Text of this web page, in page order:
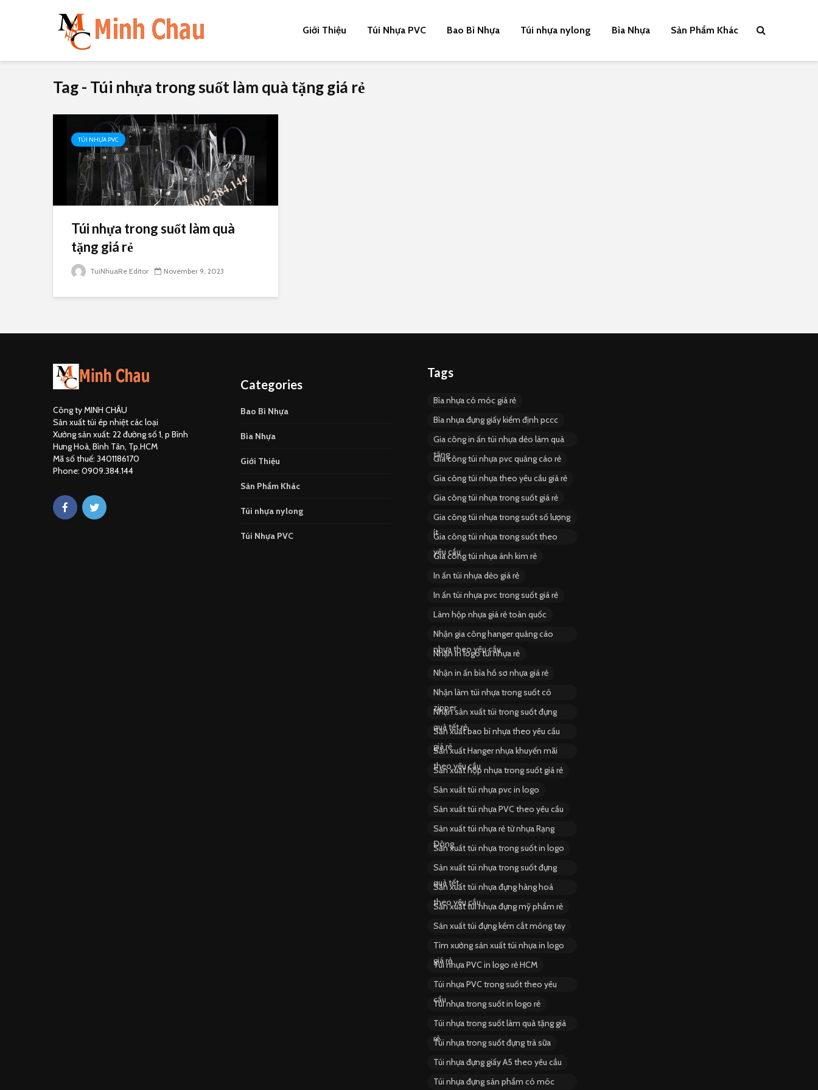
Giới Thiệu Túi Nhựa PVC Bao Bì Nhựa Túi nhựa nylong Bìa Nhựa Sản Phẩm Khác
Tag - Túi nhựa trong suốt làm quà tặng giá rẻ
TÚI NHỰA PVC
Túi nhựa trong suốt làm quà
tặng giá rẻ
TuiNhuaRe Editor November 9, 2023
Công ty MINH CHÂU
Sản xuất túi ép nhiệt các loại
Xưởng sản xuất: 22 đường số 1, p Bình
Hưng Hoà, Bình Tân, Tp.HCM
Mã số thuế: 3401186170
Phone: 0909.384.144
Categories
Bao Bì Nhựa
Bìa Nhựa
Giới Thiệu
Sản Phẩm Khác
Túi nhựa nylong
Túi Nhựa PVC
Tags
Bìa nhựa có móc giá rẻ
Bìa nhựa đựng giấy kiểm định pccc
Gia công in ấn túi nhựa dẻo làm quà
tặng
Gia công túi nhựa pvc quảng cáo rẻ
Gia công túi nhựa theo yêu cầu giá rẻ
Gia công túi nhựa trong suốt giá rẻ
Gia công túi nhựa trong suốt số lượng
ít
Gia công túi nhựa trong suốt theo
yêu cầu
Gia công túi nhựa ánh kim rẻ
In ấn túi nhựa dẻo giá rẻ
In ấn túi nhựa pvc trong suốt giá rẻ
Làm hộp nhựa giá rẻ toàn quốc
Nhận gia công hanger quảng cáo
nhựa theo yêu cầu
Nhận in logo túi nhựa rẻ
Nhận in ấn bìa hồ sơ nhựa giá rẻ
Nhận làm túi nhựa trong suốt có
zipper
Nhận sản xuất túi trong suốt đựng
quà tết rẻ
Sản xuất bao bì nhựa theo yêu cầu
giá rẻ
Sản xuất Hanger nhựa khuyến mãi
theo yêu cầu
Sản xuất hộp nhựa trong suốt giá rẻ
Sản xuất túi nhựa pvc in logo
Sản xuất túi nhựa PVC theo yêu cầu
Sản xuất túi nhựa rẻ từ nhựa Rạng
Đông
Sản xuất túi nhựa trong suốt in logo
Sản xuất túi nhựa trong suốt đựng
quà tết
Sản xuất túi nhựa đựng hàng hoá
theo yêu cầu
Sản xuất túi nhựa đựng mỹ phẩm rẻ
Sản xuất túi đựng kềm cắt móng tay
Tìm xưởng sản xuất túi nhựa in logo
giá rẻ
Túi nhựa PVC in logo rẻ HCM
Túi nhựa PVC trong suốt theo yêu
cầu
Túi nhựa trong suốt in logo rẻ
Túi nhựa trong suốt làm quà tặng giá
rẻ
Túi nhựa trong suốt đựng trà sữa
Túi nhựa đựng giấy A5 theo yêu cầu
Túi nhựa đựng sản phẩm có móc